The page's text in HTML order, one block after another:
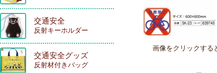
画像をクリックする
交通安全
反射キーホルダー
交通安全グッズ
反射材付きバッグ